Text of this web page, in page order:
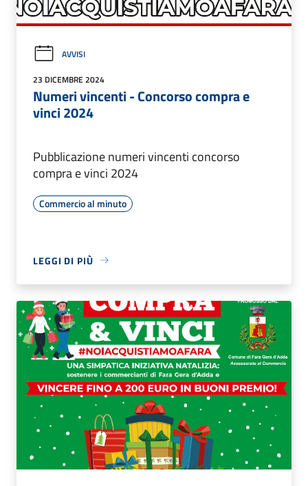
AVVISI
23 DICEMBRE 2024
Numeri vincenti - Concorso compra e
vinci 2024
Pubblicazione numeri vincenti concorso
compra e vinci 2024
Commercio al minuto
LEGGI DI PIÙ